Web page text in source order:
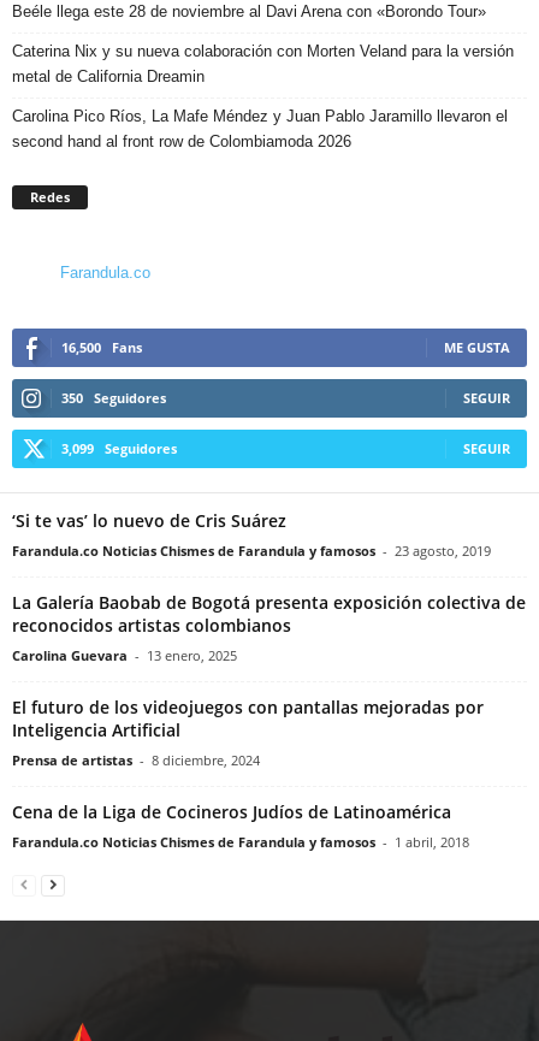
Beéle llega este 28 de noviembre al Davi Arena con «Borondo Tour»
Caterina Nix y su nueva colaboración con Morten Veland para la versión
metal de California Dreamin
Carolina Pico Ríos, La Mafe Méndez y Juan Pablo Jaramillo llevaron el
second hand al front row de Colombiamoda 2026
Redes
Farandula.co
16,500 Fans ME GUSTA
350 Seguidores SEGUIR
3,099 Seguidores SEGUIR
‘Si te vas’ lo nuevo de Cris Suárez
Farandula.co Noticias Chismes de Farandula y famosos - 23 agosto, 2019
La Galería Baobab de Bogotá presenta exposición colectiva de
reconocidos artistas colombianos
Carolina Guevara - 13 enero, 2025
El futuro de los videojuegos con pantallas mejoradas por
Inteligencia Artificial
Prensa de artistas - 8 diciembre, 2024
Cena de la Liga de Cocineros Judíos de Latinoamérica
Farandula.co Noticias Chismes de Farandula y famosos - 1 abril, 2018